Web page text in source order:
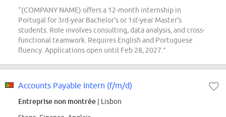
“(COMPANY NAME) offers a 12-month internship in
Portugal for 3rd-year Bachelor's or 1st-year Master's
students. Role involves consulting, data analysis, and cross-
functional teamwork. Requires English and Portuguese
fluency. Applications open until Feb 28, 2027.”
Accounts Payable Intern (f/m/d)
Entreprise non montrée | Lisbon